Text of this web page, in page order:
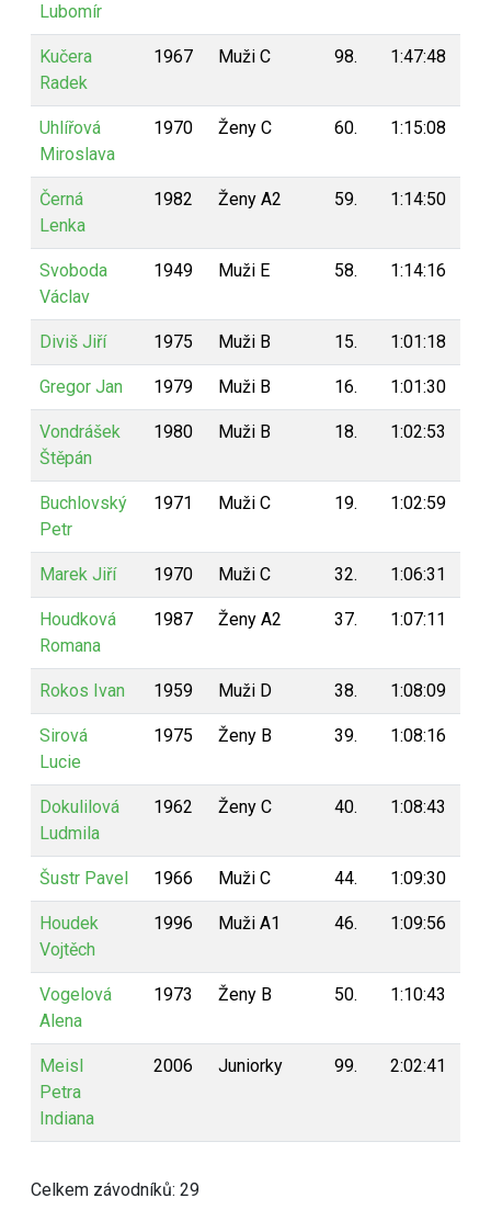
Lubomír
Kučera
Radek
1967 Muži C 98. 1:47:48
Uhlířová
Miroslava
1970 Ženy C 60. 1:15:08
Černá
Lenka
1982 Ženy A2 59. 1:14:50
Svoboda
Václav
1949 Muži E 58. 1:14:16
Diviš Jiří 1975 Muži B 15. 1:01:18
Gregor Jan 1979 Muži B 16. 1:01:30
Vondrášek
Štěpán
1980 Muži B 18. 1:02:53
Buchlovský
Petr
1971 Muži C 19. 1:02:59
Marek Jiří 1970 Muži C 32. 1:06:31
Houdková
Romana
1987 Ženy A2 37. 1:07:11
Rokos Ivan 1959 Muži D 38. 1:08:09
Sirová
Lucie
1975 Ženy B 39. 1:08:16
Dokulilová
Ludmila
1962 Ženy C 40. 1:08:43
Šustr Pavel 1966 Muži C 44. 1:09:30
Houdek
Vojtěch
1996 Muži A1 46. 1:09:56
Vogelová
Alena
1973 Ženy B 50. 1:10:43
Meisl
Petra
Indiana
2006 Juniorky 99. 2:02:41
Celkem závodníků: 29